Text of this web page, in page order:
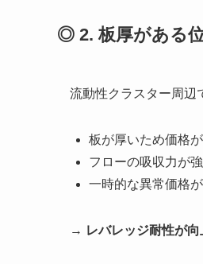
◎ 2. 板厚がある
流動性クラスター周辺
板が厚いため価格
フローの吸収力が
一時的な異常価格
→ レバレッジ耐性が向